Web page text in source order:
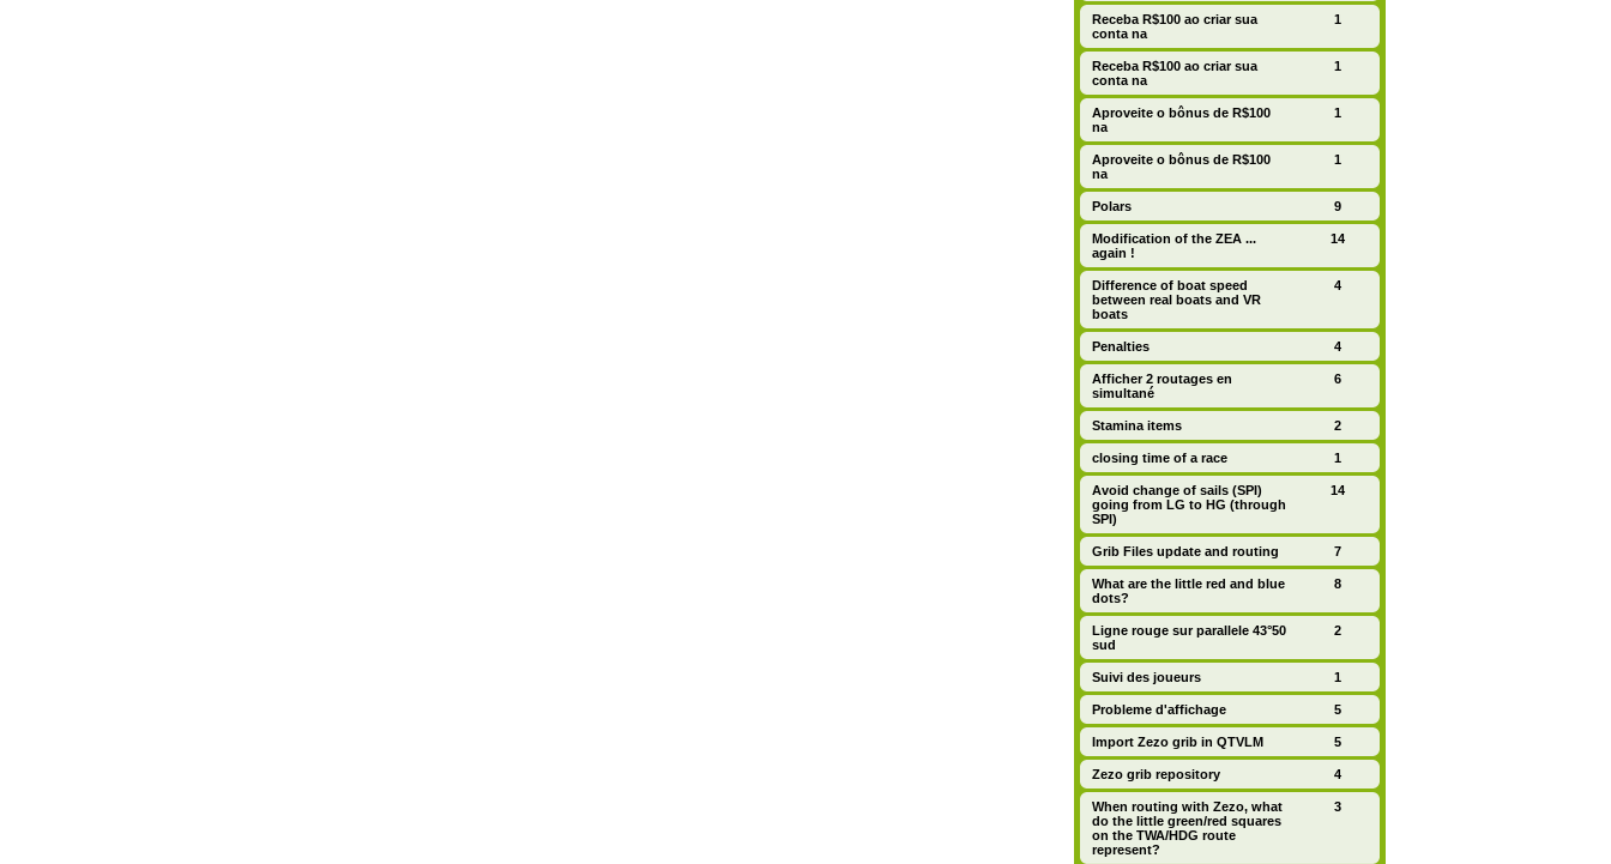
Receba R$100 ao criar sua
conta na
1
Receba R$100 ao criar sua
conta na
1
Aproveite o bônus de R$100
na
1
Aproveite o bônus de R$100
na
1
Polars 9
Modification of the ZEA ...
again !
14
Difference of boat speed
between real boats and VR
boats
4
Penalties 4
Afficher 2 routages en
simultané
6
Stamina items 2
closing time of a race 1
Avoid change of sails (SPI)
going from LG to HG (through
SPI)
14
Grib Files update and routing 7
What are the little red and blue
dots?
8
Ligne rouge sur parallele 43°50
sud
2
Suivi des joueurs 1
Probleme d'affichage 5
Import Zezo grib in QTVLM 5
Zezo grib repository 4
When routing with Zezo, what
do the little green/red squares
on the TWA/HDG route
represent?
3